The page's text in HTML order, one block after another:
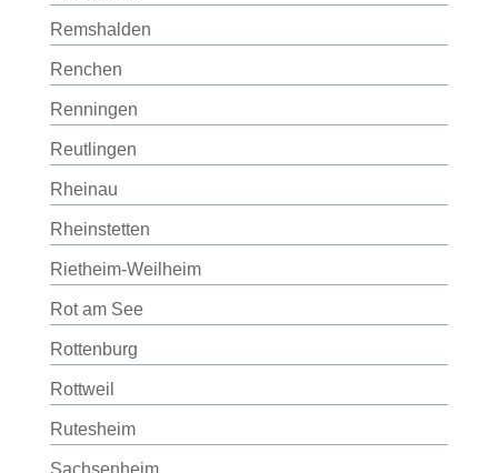
Remshalden
Renchen
Renningen
Reutlingen
Rheinau
Rheinstetten
Rietheim-Weilheim
Rot am See
Rottenburg
Rottweil
Rutesheim
Sachsenheim